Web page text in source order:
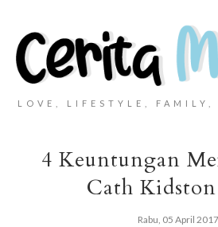
LOVE, LIFESTYLE, FAMILY,
4 Keuntungan
Cath
Rabu, 05 April 2017